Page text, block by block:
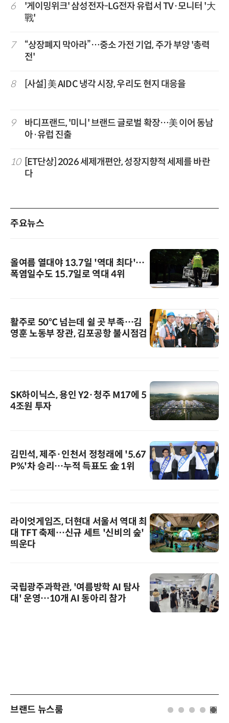
6
'게이밍위크' 삼성전자-LG전자 유럽서 TV·모니터 '大
戰'
7
“상장폐지 막아라”…중소 가전 기업, 주가 부양 '총력
전'
8 [사설] 美 AIDC 냉각 시장, 우리도 현지 대응을
9
바디프랜드, '미니' 브랜드 글로벌 확장…美 이어 동남
아·유럽 진출
10
[ET단상] 2026 세제개편안, 성장지향적 세제를 바란
다
주요뉴스
올여름 열대야 13.7일 '역대 최다'…
폭염일수도 15.7일로 역대 4위
활주로 50℃ 넘는데 쉴 곳 부족…김
영훈 노동부 장관, 김포공항 불시점검
SK하이닉스, 용인 Y2·청주 M17에 5
4조원 투자
김민석, 제주·인천서 정청래에 '5.67
P%'차 승리…누적 득표도 金 1위
라이엇게임즈, 더현대 서울서 역대 최
대 TFT 축제…신규 세트 '신비의 숲'
띄운다
국립광주과학관, '여름방학 AI 탐사
대' 운영…10개 AI 동아리 참가
브랜드 뉴스룸